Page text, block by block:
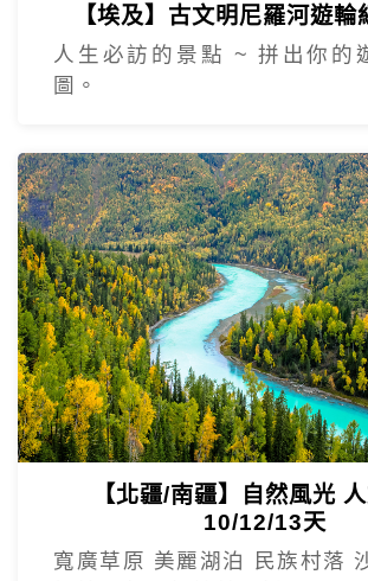
【埃及】古文明尼羅河遊輪
人生必訪的景點 ~ 拼出你的
圖。